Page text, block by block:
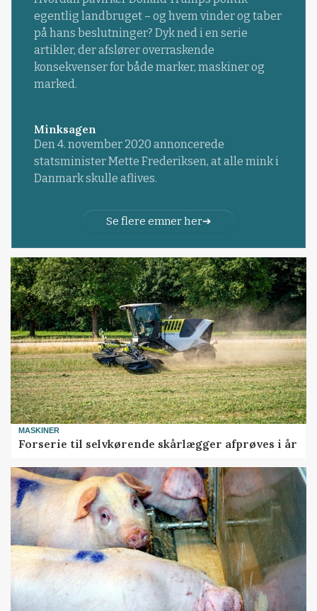
egentlig landbruget – og hvem vinder og taber
på hans beslutninger? Dyk ned i en serie
artikler, der afslører overraskende
konsekvenser for både marker, maskiner og
marked.
Minksagen
Den 4. november 2020 annoncerede
statsminister Mette Frederiksen, at alle mink i
Danmark skulle aflives.
Se flere emner her
MASKINER
Forserie til selvkørende skårlægger afprøves i år